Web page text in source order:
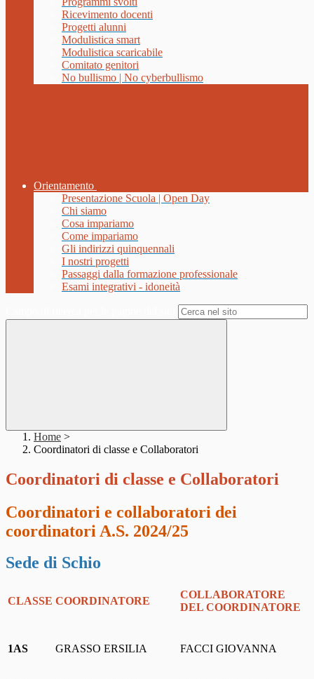
Ricevimento docenti
Progetti alunni
Modulistica smart
Modulistica scaricabile
Comitato genitori
No bullismo | No cyberbullismo
Orientamento
Presentazione Scuola | Open Day
Chi siamo
Cosa impariamo
Come impariamo
Gli indirizzi quinquennali
I nostri progetti
Passaggi dalla formazione professionale
Esami integrativi - idoneità
Home >
Coordinatori di classe e Collaboratori
Coordinatori di classe e Collaboratori
Coordinatori e collaboratori dei
coordinatori A.S. 2024/25
Sede di Schio
CLASSE COORDINATORE
COLLABORATORE
DEL COORDINATORE
1AS GRASSO ERSILIA FACCI GIOVANNA